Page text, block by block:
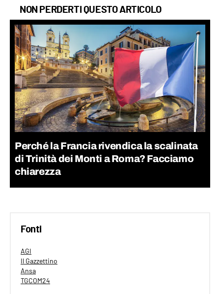
NON PERDERTI QUESTO ARTICOLO
Perché la Francia rivendica la scalinata
di Trinità dei Monti a Roma? Facciamo
chiarezza
Fonti
AGI
Il Gazzettino
Ansa
TGCOM24